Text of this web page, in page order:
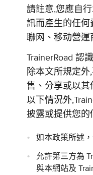
請註意,您應自
訊而產生的任何
聯网、移动營運
TrainerRoad 認
除本文所規定
售、分享或以
以下情況外
披露或提供您的
如本政策所述
允許第三方為
與本網站及